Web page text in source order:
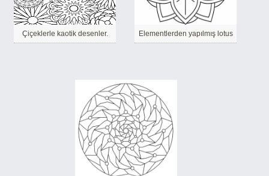
Çiçeklerle kaotik desenler. Elementlerden yapılmış lotus